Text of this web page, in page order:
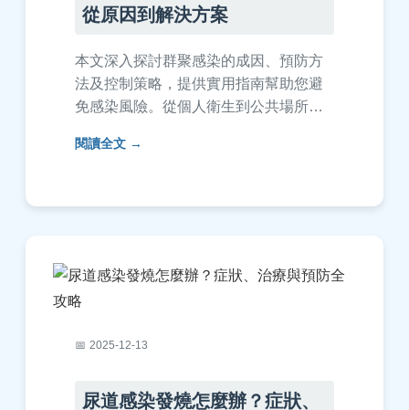
從原因到解決方案
本文深入探討群聚感染的成因、預防方
法及控制策略，提供實用指南幫助您避
免感染風險。從個人衛生到公共場所管
答常見問題，包括群聚感染的定義、高
閱讀全文
2025-12-13
尿道感染發燒怎麼辦？症狀、